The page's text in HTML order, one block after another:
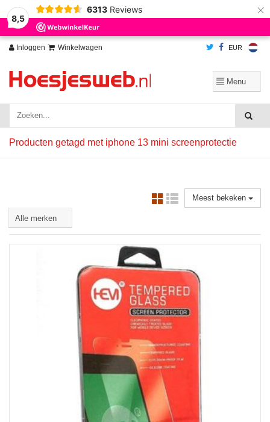
8,5
6313 Reviews ×
Inloggen Winkelwagen EUR
Producten getagd met iphone 13 mini screenprotectie
Meest bekeken
Wij slaan cookies op om onze website te verbeteren. Is dat akkoord?
Ja
Nee